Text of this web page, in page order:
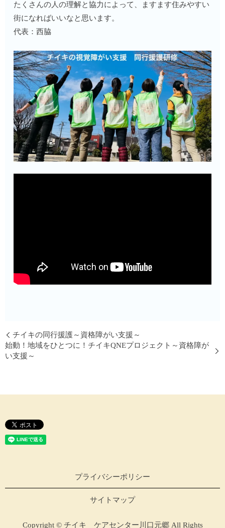
たくさんの人の理解と協力によって、ますます住みやすい
街になればいいなと思います。
代表：西脇
チイキの同行援護～資格障がい支援～
始動！地域をひとつに！チイキQNEプロジェクト～資格障が
い支援～
プライバシーポリシー
サイトマップ
Copyright © チイキ ケアセンター川口元郷 All Rights